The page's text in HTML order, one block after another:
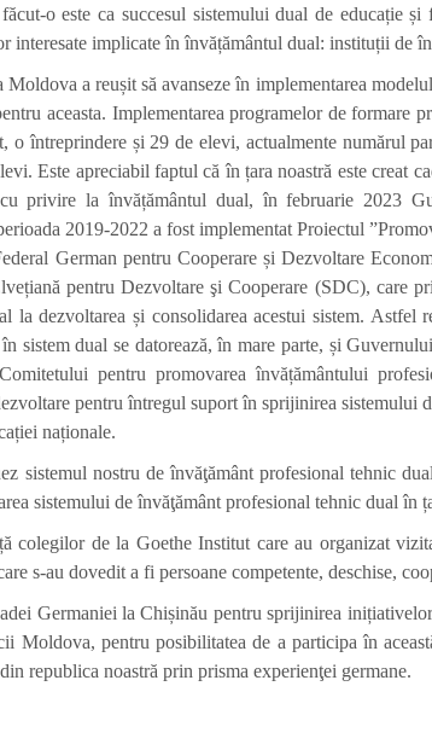
o este ca succesul sistemului dual de educație
interesate implicate în învățământul dual: instituții de
a reușit să avanseze în implementarea
aceasta. Implementarea programelor de
o întreprindere și 29 de elevi, actualmente numărul
Este apreciabil faptul că în țara noastră este creat
privire la învățământul dual, în februarie 2023
2019-2022 a fost implementat Proiectul
German pentru Cooperare și Dezvoltare
pentru Dezvoltare şi Cooperare (SDC), care
la dezvoltarea și consolidarea acestui sistem. Astfel
sistem dual se datorează, în mare parte, și
pentru promovarea învățământului
pentru întregul suport în sprijinirea sistemului
naționale.
sistemul nostru de învăţământ profesional tehnic
sistemului de învăţământ profesional tehnic dual în
colegilor de la Goethe Institut care au organizat
s-au dovedit a fi persoane competente, deschise,
Germaniei la Chișinău pentru sprijinirea
Moldova, pentru posibilitatea de a participa în
republica noastră prin prisma experienţei germane.